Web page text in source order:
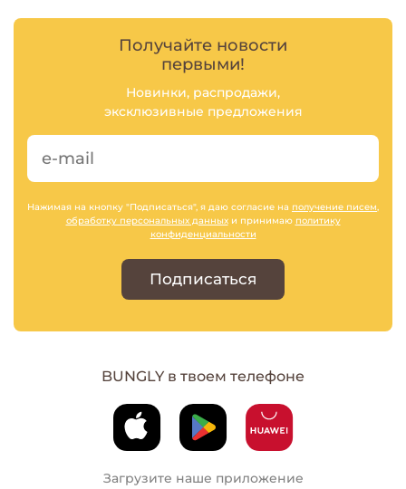
Получайте новости
первыми!
Новинки, распродажи,
эксклюзивные предложения
Нажимая на кнопку "Подписаться", я даю согласие на получение писем,
обработку персональных данныхи принимаю политику
конфиденциальности
Подписаться
BUNGLY в твоем телефоне
Загрузите наше приложение